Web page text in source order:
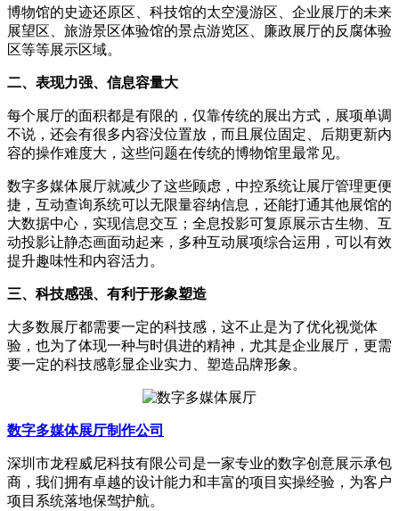
博物馆的史迹还原区、科技馆的太空漫游区、企业展厅的未来
展望区、旅游景区体验馆的景点游览区、廉政展厅的反腐体验
区等等展示区域。
二、表现力强、信息容量大
每个展厅的面积都是有限的，仅靠传统的展出方式，展项单调
不说，还会有很多内容没位置放，而且展位固定、后期更新内
容的操作难度大，这些问题在传统的博物馆里最常见。
数字多媒体展厅就减少了这些顾虑，中控系统让展厅管理更便
捷，互动查询系统可以无限量容纳信息，还能打通其他展馆的
大数据中心，实现信息交互；全息投影可复原展示古生物、互
动投影让静态画面动起来，多种互动展项综合运用，可以有效
提升趣味性和内容活力。
三、科技感强、有利于形象塑造
大多数展厅都需要一定的科技感，这不止是为了优化视觉体
验，也为了体现一种与时俱进的精神，尤其是企业展厅，更需
要一定的科技感彰显企业实力、塑造品牌形象。
数字多媒体展厅制作公司
深圳市龙程威尼科技有限公司是一家专业的数字创意展示承包
商，我们拥有卓越的设计能力和丰富的项目实操经验，为客户
项目系统落地保驾护航。